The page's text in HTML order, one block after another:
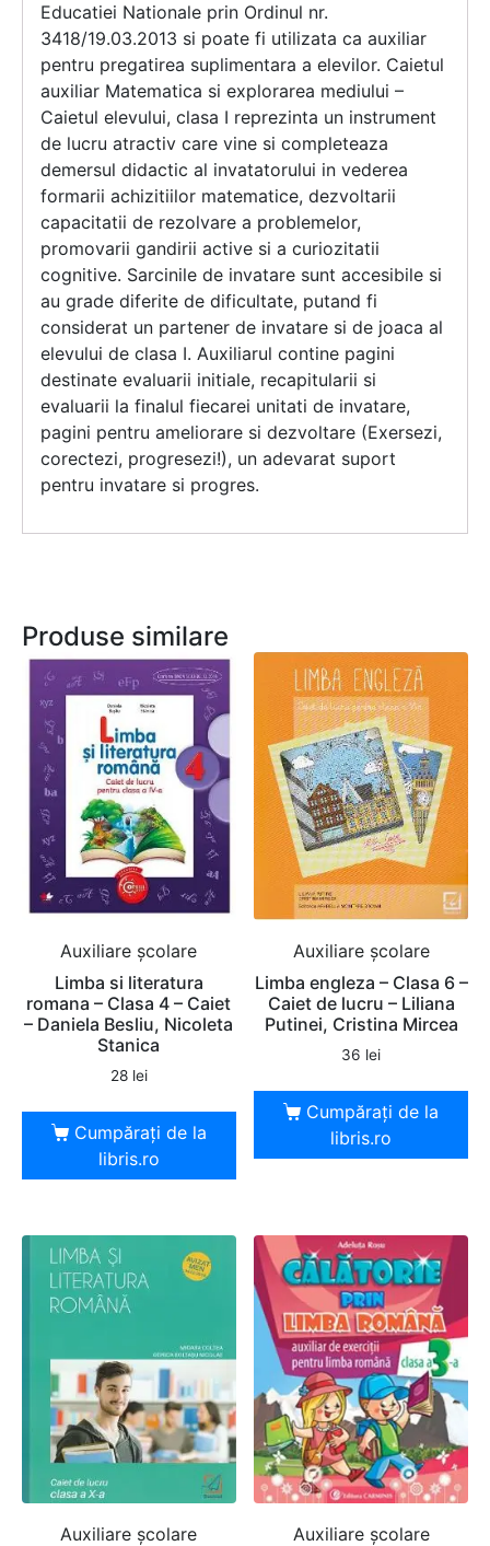
Educatiei Nationale prin Ordinul nr.
3418/19.03.2013 si poate fi utilizata ca auxiliar
pentru pregatirea suplimentara a elevilor. Caietul
auxiliar Matematica si explorarea mediului –
Caietul elevului, clasa I reprezinta un instrument
de lucru atractiv care vine si completeaza
demersul didactic al invatatorului in vederea
formarii achizitiilor matematice, dezvoltarii
capacitatii de rezolvare a problemelor,
promovarii gandirii active si a curiozitatii
cognitive. Sarcinile de invatare sunt accesibile si
au grade diferite de dificultate, putand fi
considerat un partener de invatare si de joaca al
elevului de clasa I. Auxiliarul contine pagini
destinate evaluarii initiale, recapitularii si
evaluarii la finalul fiecarei unitati de invatare,
pagini pentru ameliorare si dezvoltare (Exersezi,
corectezi, progresezi!), un adevarat suport
pentru invatare si progres.
Produse similare
Auxiliare şcolare
Limba si literatura
romana – Clasa 4 – Caiet
– Daniela Besliu, Nicoleta
Stanica
28 lei
Cumpărați de la
libris.ro
Auxiliare şcolare
Limba engleza – Clasa 6 –
Caiet de lucru – Liliana
Putinei, Cristina Mircea
36 lei
Cumpărați de la
libris.ro
Auxiliare şcolare Auxiliare şcolare